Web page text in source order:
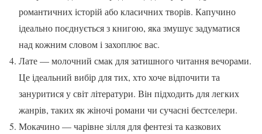
романтичних історій або класичних творів. Капучино
ідеально поєднується з книгою, яка змушує задуматися
над кожним словом і захоплює вас.
Лате — молочний смак для затишного читання вечорами.
Це ідеальний вибір для тих, хто хоче відпочити та
зануритися у світ літератури. Він підходить для легких
жанрів, таких як жіночі романи чи сучасні бестселери.
Мокачино — чарівне зілля для фентезі та казкових